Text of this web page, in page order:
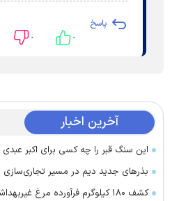
پاسخ
۰ ۰
آخرین اخبار
این سنگ قبر را چه کسی برای اکبر
بذرهای جدید دیم در مسیر تجاری‌سازی
کشف ۱۸۰ کیلوگرم فرآورده‌ مرغ غیربهداشتی در میانه